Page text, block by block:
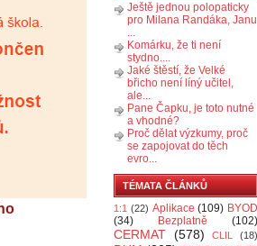
Ještě jednou polopaticky
pro Milana Randáka, Janu
...
Komárku, že ti není
stydno....
Jaké štěstí, že Velké
břicho není líný učitel,
ale...
Pane Čapku, je toto nutné
a vhodné?
Proč dělat výzkumy, proč
se zapojovat do těch
evro...
TÉMATA ČLÁNKŮ
1:1 (22) Aplikace (109) BYOD
(34)
Bezplatně (102)
CERMAT (578) CLIL (18)